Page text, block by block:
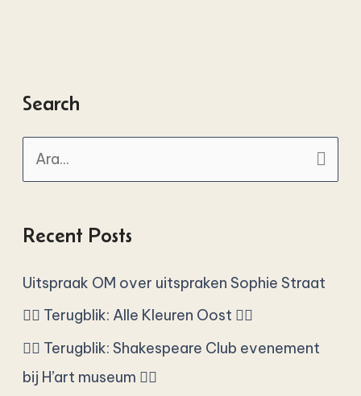
Search
ı
n
Recent Posts
Uitspraak OM over uitspraken Sophie Straat
🏳️‍🌈 Terugblik: Alle Kleuren Oost 🏳️‍🌈
🏳️‍🌈 Terugblik: Shakespeare Club evenement
bij H’art museum 🏳️‍🌈